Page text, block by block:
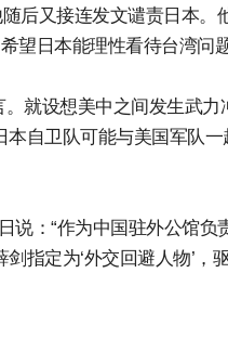
后又接连发文谴责日本。
望日本能理性看待台湾问
就设想美中之间发生武
自卫队可能与美国军队
说：“作为中国驻外公馆
指定为‘外交回避人物’，